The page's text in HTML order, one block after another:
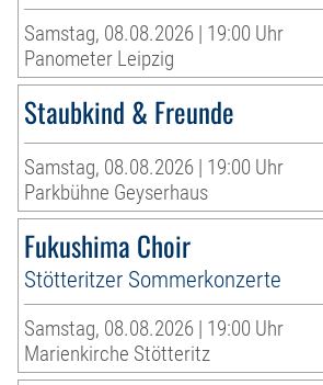
Samstag, 08.08.2026 | 19:00 Uhr
Panometer Leipzig
Staubkind & Freunde
Samstag, 08.08.2026 | 19:00 Uhr
Parkbühne Geyserhaus
Fukushima Choir
Stötteritzer Sommerkonzerte
Samstag, 08.08.2026 | 19:00 Uhr
Marienkirche Stötteritz